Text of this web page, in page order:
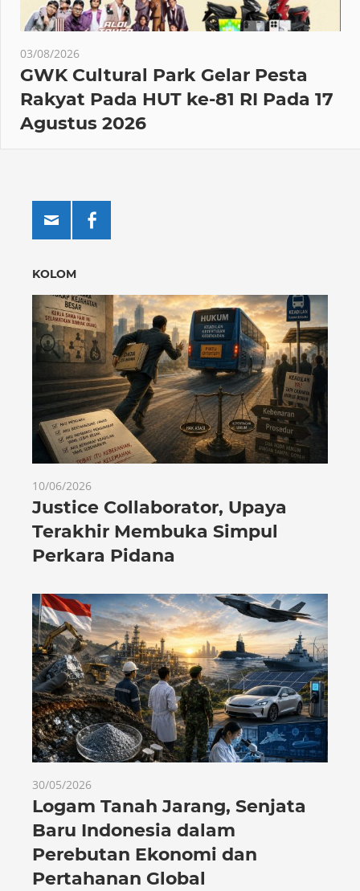
03/08/2026
GWK Cultural Park Gelar Pesta
Rakyat Pada HUT ke-81 RI Pada 17
Agustus 2026
KOLOM
10/06/2026
Justice Collaborator, Upaya
Terakhir Membuka Simpul
Perkara Pidana
30/05/2026
Logam Tanah Jarang, Senjata
Baru Indonesia dalam
Perebutan Ekonomi dan
Pertahanan Global